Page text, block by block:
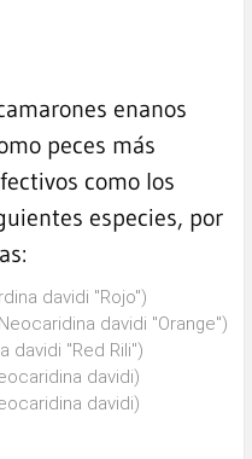
enanos
peces más
como los
especies, por
davidi "Rojo")
davidi "Orange")
davidi "Red Rili")
davidi)
davidi)